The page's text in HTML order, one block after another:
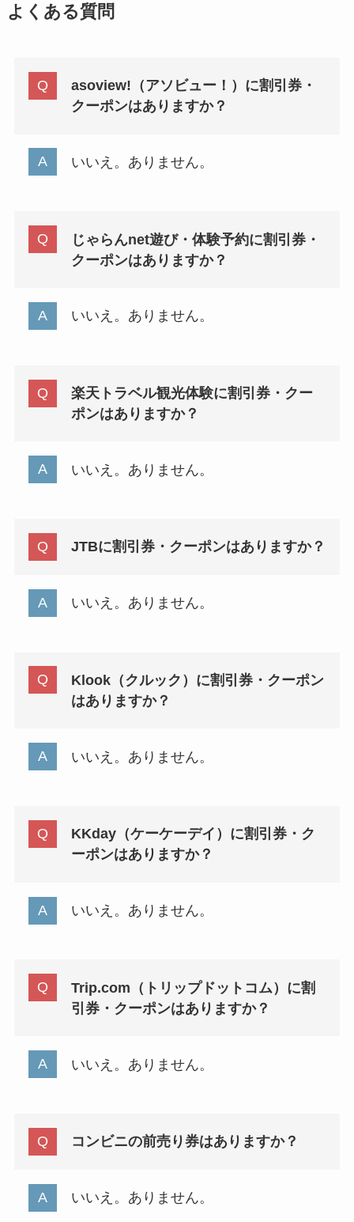
よくある質問
asoview!（アソビュー！）に割引券・
クーポンはありますか？
いいえ。ありません。
じゃらんnet遊び・体験予約に割引券・
クーポンはありますか？
いいえ。ありません。
楽天トラベル観光体験に割引券・クー
ポンはありますか？
いいえ。ありません。
JTBに割引券・クーポンはありますか？
いいえ。ありません。
Klook（クルック）に割引券・クーポン
はありますか？
いいえ。ありません。
KKday（ケーケーデイ）に割引券・ク
ーポンはありますか？
いいえ。ありません。
Trip.com（トリップドットコム）に割
引券・クーポンはありますか？
いいえ。ありません。
コンビニの前売り券はありますか？
いいえ。ありません。